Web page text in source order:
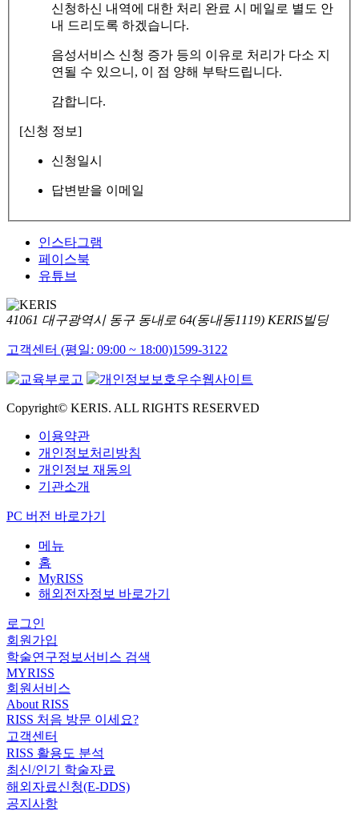
신청하신 내역에 대한 처리 완료 시 메일로 별도 안
내 드리도록 하겠습니다.
음성서비스 신청 증가 등의 이유로 처리가 다소 지
연될 수 있으니, 이 점 양해 부탁드립니다.
감합니다.
[신청 정보]
신청일시
답변받을 이메일
인스타그램
페이스북
유튜브
41061 대구광역시 동구 동내로 64(동내동1119) KERIS빌딩
고객센터 (평일: 09:00 ~ 18:00)1599-3122
Copyright© KERIS. ALL RIGHTS RESERVED
이용약관
개인정보처리방침
개인정보 재동의
기관소개
PC 버전 바로가기
메뉴
홈
MyRISS
해외전자정보 바로가기
로그인
회원가입
학술연구정보서비스 검색
MYRISS
회원서비스
About RISS
RISS 처음 방문 이세요?
고객센터
RISS 활용도 분석
최신/인기 학술자료
해외자료신청(E-DDS)
공지사항